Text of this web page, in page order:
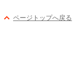
ページトップへ戻る